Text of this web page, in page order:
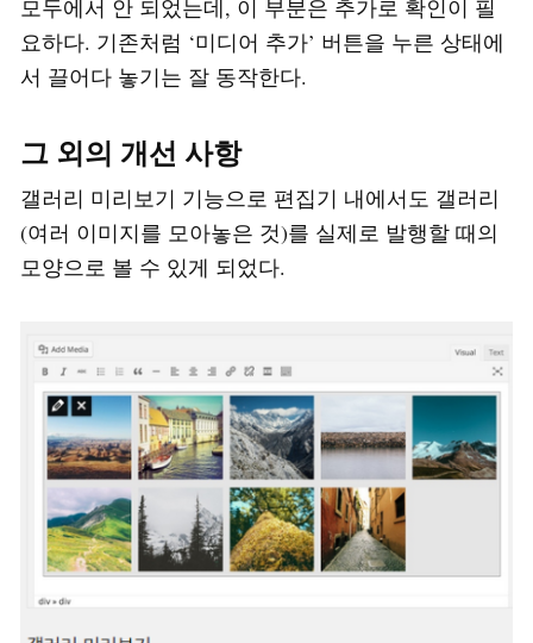
모두에서 안 되었는데, 이 부분은 추가로 확인이 필
요하다. 기존처럼 ‘미디어 추가’ 버튼을 누른 상태에
서 끌어다 놓기는 잘 동작한다.
그 외의 개선 사항
갤러리 미리보기 기능으로 편집기 내에서도 갤러리
(여러 이미지를 모아놓은 것)를 실제로 발행할 때의
모양으로 볼 수 있게 되었다.